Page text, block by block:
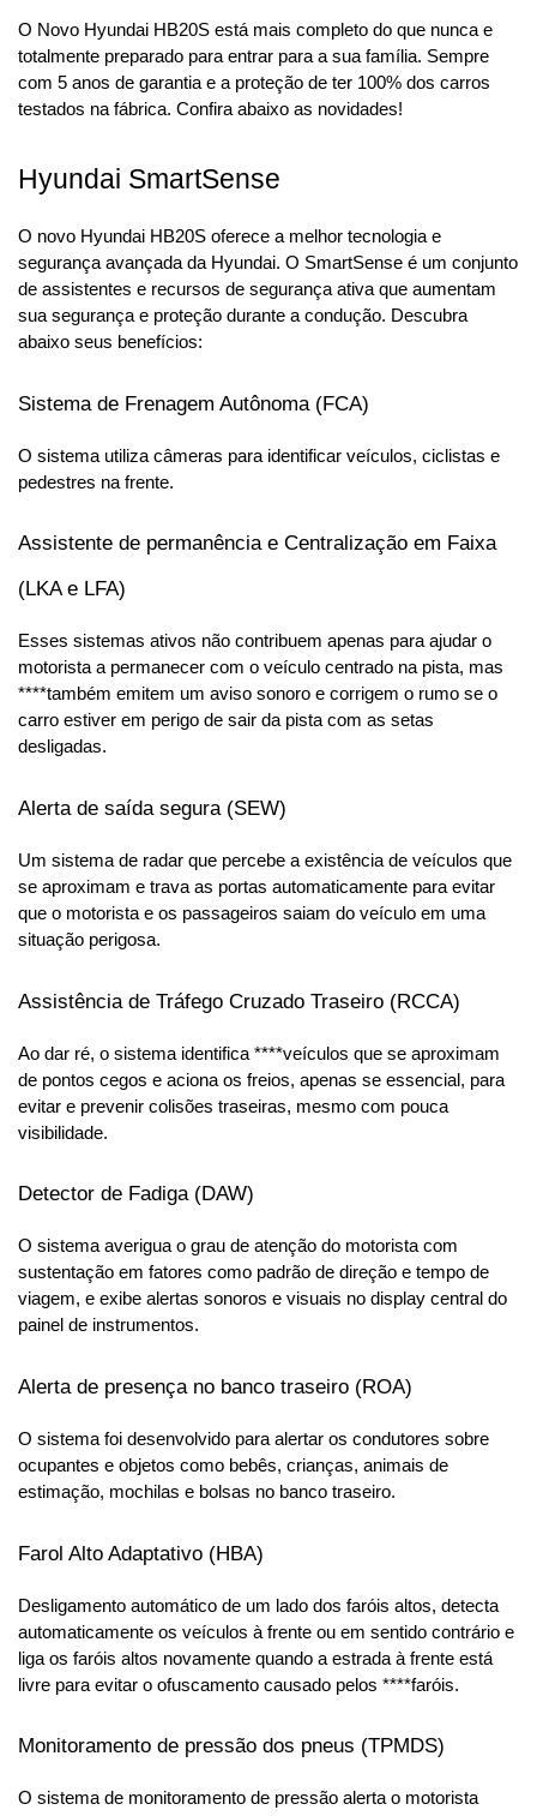
O Novo Hyundai HB20S está mais completo do que nunca e
totalmente preparado para entrar para a sua família. Sempre
com 5 anos de garantia e a proteção de ter 100% dos carros
testados na fábrica. Confira abaixo as novidades!
Hyundai SmartSense
O novo Hyundai HB20S oferece a melhor tecnologia e
segurança avançada da Hyundai. O SmartSense é um conjunto
de assistentes e recursos de segurança ativa que aumentam
sua segurança e proteção durante a condução. Descubra
abaixo seus benefícios:
Sistema de Frenagem Autônoma (FCA)
O sistema utiliza câmeras para identificar veículos, ciclistas e
pedestres na frente.
Assistente de permanência e Centralização em Faixa
(LKA e LFA)
Esses sistemas ativos não contribuem apenas para ajudar o
motorista a permanecer com o veículo centrado na pista, mas
****também emitem um aviso sonoro e corrigem o rumo se o
carro estiver em perigo de sair da pista com as setas
desligadas.
Alerta de saída segura (SEW)
Um sistema de radar que percebe a existência de veículos que
se aproximam e trava as portas automaticamente para evitar
que o motorista e os passageiros saiam do veículo em uma
situação perigosa.
Assistência de Tráfego Cruzado Traseiro (RCCA)
Ao dar ré, o sistema identifica ****veículos que se aproximam
de pontos cegos e aciona os freios, apenas se essencial, para
evitar e prevenir colisões traseiras, mesmo com pouca
visibilidade.
Detector de Fadiga (DAW)
O sistema averigua o grau de atenção do motorista com
sustentação em fatores como padrão de direção e tempo de
viagem, e exibe alertas sonoros e visuais no display central do
painel de instrumentos.
Alerta de presença no banco traseiro (ROA)
O sistema foi desenvolvido para alertar os condutores sobre
ocupantes e objetos como bebês, crianças, animais de
estimação, mochilas e bolsas no banco traseiro.
Farol Alto Adaptativo (HBA)
Desligamento automático de um lado dos faróis altos, detecta
automaticamente os veículos à frente ou em sentido contrário e
liga os faróis altos novamente quando a estrada à frente está
livre para evitar o ofuscamento causado pelos ****faróis.
Monitoramento de pressão dos pneus (TPMDS)
O sistema de monitoramento de pressão alerta o motorista